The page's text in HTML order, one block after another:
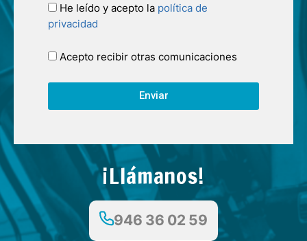
He leído y acepto la política de
privacidad
Acepto recibir otras comunicaciones
Enviar
¡Llámanos!
946 36 02 59